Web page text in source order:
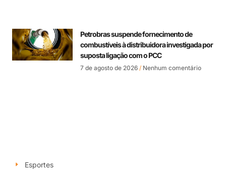
Petrobras suspende fornecimento de
combustíveis à distribuidora investigada por
suposta ligação com o PCC
7 de agosto de 2026 Nenhum comentário
Esportes